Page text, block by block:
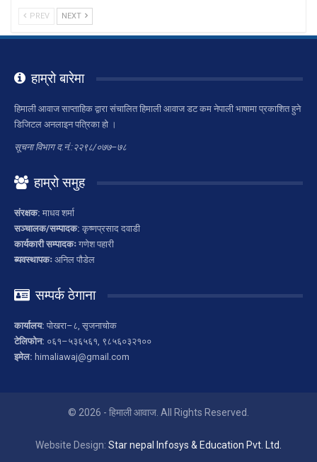
PREV NEXT
हाम्रो बारेमा
हिमाली आवाज साप्ताहिक द्वारा संचालित हिमाली आवाज डट कम नेपाली भाषामा प्रकाशित हुने
डिजिटल अनलाइन पत्रिका हो ।
सूचना विभाग द.नं.:२२९८/०७७–७८
हाम्रो समुह
संरक्षक: माधव शर्मा
सञ्चालक/सम्पादक: कृष्णप्रसाद दवाडी
कार्यकारी सम्पादकः गणेश पहारी
ब्यवस्थापकः अनिल पौडेल
सम्पर्क ठेगाना
कार्यालय: पोखरा–८, सृजनाचोक
टेलिफोन: ०६१–५३६५६१, ९८५६०३२१००
इमेल: himaliawaj@gmail.com
© 2026 - हिमाली आवाज. All Rights Reserved.
Website Design: Star nepal Infosys & Education Pvt. Ltd.